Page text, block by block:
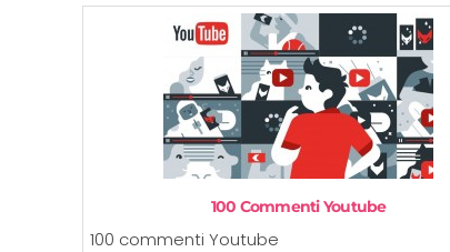
100 Commenti Youtube
100 commenti Youtube